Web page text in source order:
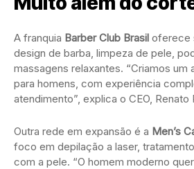
A franquia Barber Club Brasil oferece
design de barba, limpeza de pele,
massagens relaxantes. “Criamos um
para homens, com experiência
atendimento”, explica o CEO, Renato
Outra rede em expansão é a Men’s
foco em depilação a laser,
com a pele. “O homem moderno